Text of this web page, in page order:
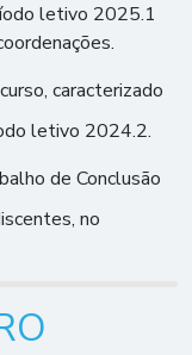
letivo 2025.1
caracterizado
letivo 2024.2.
de Conclusão
no